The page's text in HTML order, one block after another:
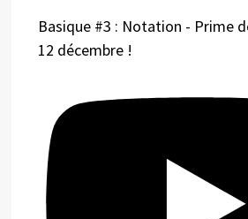
Basique #3 : Notation - Prime
12 décembre !